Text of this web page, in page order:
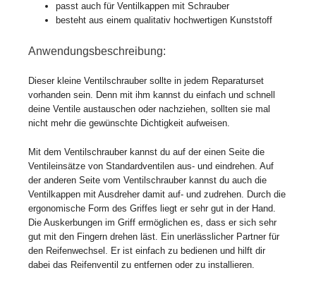
passt auch für Ventilkappen mit Schrauber
besteht aus einem qualitativ hochwertigen Kunststoff
Anwendungsbeschreibung:
Dieser kleine Ventilschrauber sollte in jedem Reparaturset
vorhanden sein. Denn mit ihm kannst du einfach und schnell
deine Ventile austauschen oder nachziehen, sollten sie mal
nicht mehr die gewünschte Dichtigkeit aufweisen.
Mit dem Ventilschrauber kannst du auf der einen Seite die
Ventileinsätze von Standardventilen aus- und eindrehen. Auf
der anderen Seite vom Ventilschrauber kannst du auch die
Ventilkappen mit Ausdreher damit auf- und zudrehen. Durch die
ergonomische Form des Griffes liegt er sehr gut in der Hand.
Die Auskerbungen im Griff ermöglichen es, dass er sich sehr
gut mit den Fingern drehen läst. Ein unerlässlicher Partner für
den Reifenwechsel. Er ist einfach zu bedienen und hilft dir
dabei das Reifenventil zu entfernen oder zu installieren.